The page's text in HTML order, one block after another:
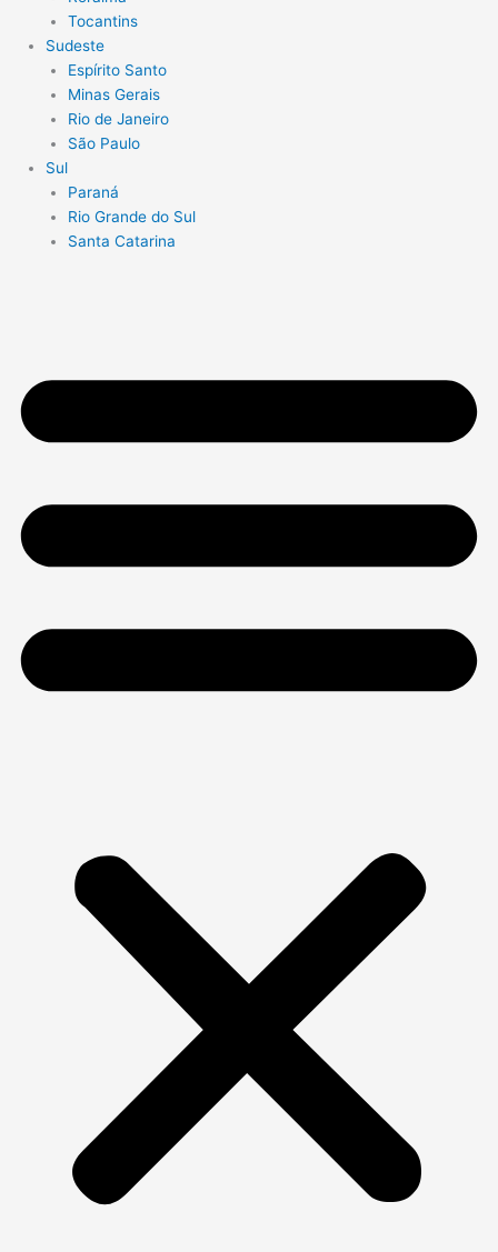
Tocantins
Sudeste
Espírito Santo
Minas Gerais
Rio de Janeiro
São Paulo
Sul
Paraná
Rio Grande do Sul
Santa Catarina